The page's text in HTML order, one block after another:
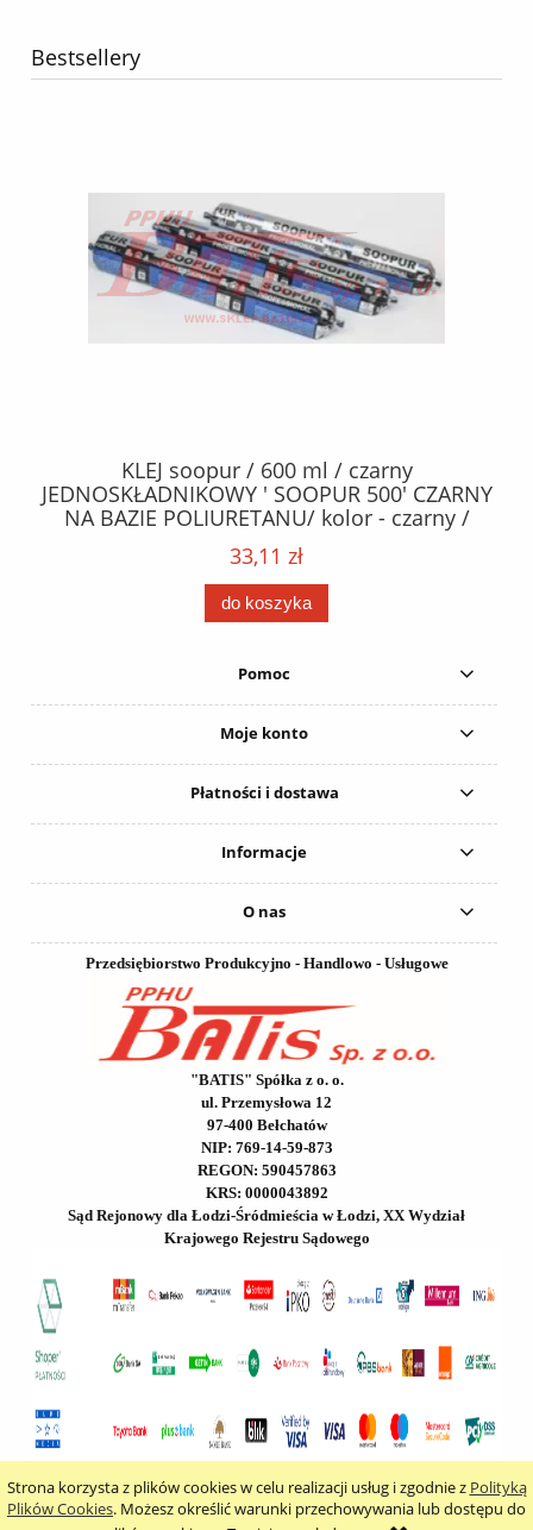
Strona korzysta z plików cookies w celu realizacji usług i zgodnie z Polityką
Plików Cookies. Możesz określić warunki przechowywania lub dostępu do
Bestsellery
KLEJ soopur / 600 ml / czarny
JEDNOSKŁADNIKOWY ' SOOPUR 500' CZARNY
NA BAZIE POLIURETANU/ kolor - czarny /
karton 20 szt. / pistolet do kleju 307730 /
33,11 zł
do koszyka
Pomoc
Moje konto
Płatności i dostawa
Informacje
O nas
Przedsiębiorstwo Produkcyjno - Handlowo - Usługowe
"BATIS" Spółka z o. o.
ul. Przemysłowa 12
97-400 Bełchatów
NIP: 769-14-59-873
REGON: 590457863
KRS: 0000043892
Sąd Rejonowy dla Łodzi-Śródmieścia w Łodzi, XX Wydział
Krajowego Rejestru Sądowego
pokaż pełną wersję strony